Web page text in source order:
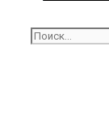
Поиск
для: